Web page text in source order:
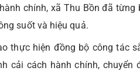
chính, xã Thu Bồn đã
suốt và hiệu quả.
thực hiện đồng bộ công tác
cải cách hành chính, chuyển